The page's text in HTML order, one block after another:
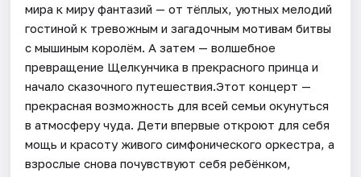
мира к миру фантазий — от тёплых, уютных мелодий
гостиной к тревожным и загадочным мотивам битвы
с мышиным королём. А затем — волшебное
превращение Щелкунчика в прекрасного принца и
начало сказочного путешествия.Этот концерт —
прекрасная возможность для всей семьи окунуться
в атмосферу чуда. Дети впервые откроют для себя
мощь и красоту живого симфонического оркестра, а
взрослые снова почувствуют себя ребёнком,